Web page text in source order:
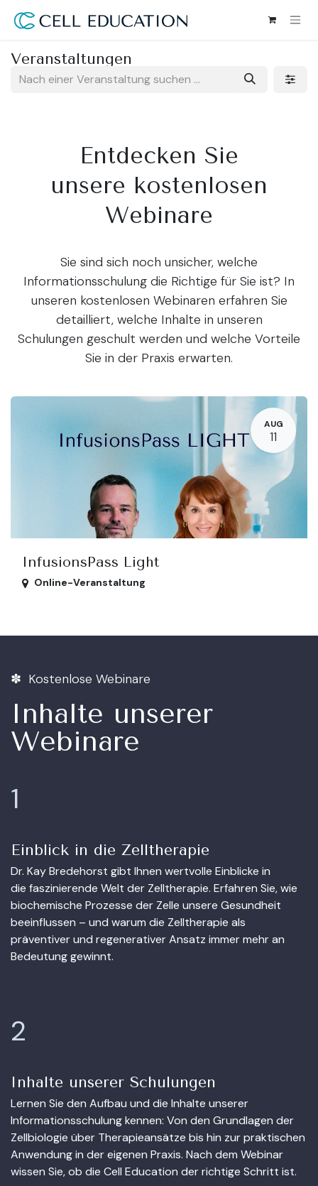
Veranstaltungen
Entdecken Sie
unsere kostenlosen
Webinare
Sie sind sich noch unsicher, welche
Informationsschulung die Richtige für Sie ist? In
unseren kostenlosen Webinaren erfahren Sie
detailliert, welche Inhalte in unseren
Schulungen geschult werden und welche Vorteile
Sie in der Praxis erwarten.
AUG
11
InfusionsPass Light
Online-Veranstaltung
✽ Kostenlose Webinare
Inhalte unserer
Webinare
1
Einblick in die Zelltherapie
Dr. Kay Bredehorst gibt Ihnen wertvolle Einblicke in
die faszinierende Welt der Zelltherapie. Erfahren Sie, wie
biochemische Prozesse der Zelle unsere Gesundheit
beeinflussen – und warum die Zelltherapie als
präventiver und regenerativer Ansatz immer mehr an
Bedeutung gewinnt.
2
Inhalte unserer Schulungen
Lernen Sie den Aufbau und die Inhalte unserer
Informationsschulung kennen: Von den Grundlagen der
Zellbiologie über Therapieansätze bis hin zur praktischen
Anwendung in der eigenen Praxis. Nach dem Webinar
wissen Sie, ob die Cell Education der richtige Schritt ist.